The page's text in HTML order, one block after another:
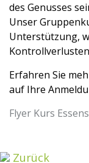
des Genusses
Unser
Unterstützung,
Erfahren Sie
auf Ihre
Flyer Kurs
Zurück